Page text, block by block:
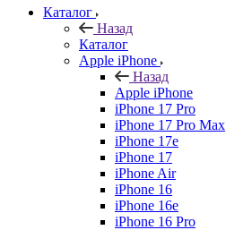
Каталог
Назад
Каталог
Apple iPhone
Назад
Apple iPhone
iPhone 17 Pro
iPhone 17 Pro Max
iPhone 17e
iPhone 17
iPhone Air
iPhone 16
iPhone 16e
iPhone 16 Pro